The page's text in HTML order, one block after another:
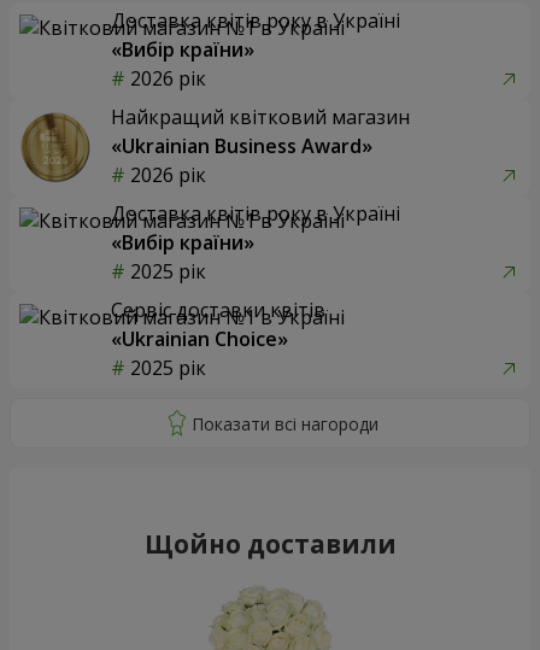
Доставка квітів року в Україні
«Вибір країни»
2026 рік
Найкращий квітковий магазин
«Ukrainian Business Award»
2026 рік
Доставка квітів року в Україні
«Вибір країни»
2025 рік
Сервіс доставки квітів
«Ukrainian Choice»
2025 рік
Щойно доставили